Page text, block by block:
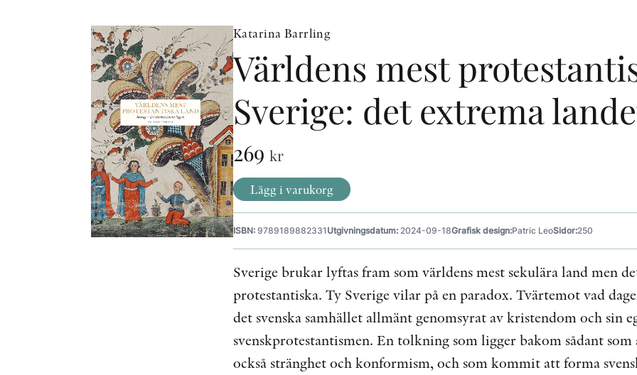
Katarina Barrling
Världens mest
Sverige: det extrema
269 kr
Lägg i varukorg
ISBN: 9789189882331 Utgivningsdatum: 2024-09-18Grafisk design:Patric LeoSidor:250
Sverige brukar lyftas fram som världens mest sekulära land men
protestantiska. Ty Sverige vilar på en paradox. Tvärtemot vad
det svenska samhället allmänt genomsyrat av kristendom och sin
svenskprotestantismen. En tolkning som ligger bakom sådant
också stränghet och konformism, och som kommit att forma